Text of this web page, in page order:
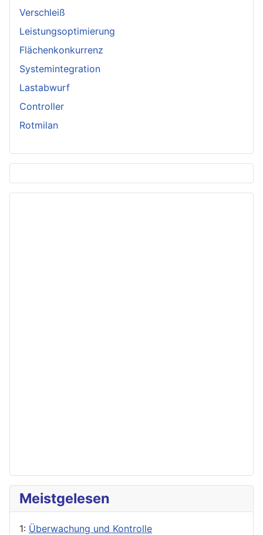
Verschleiß
Leistungsoptimierung
Flächenkonkurrenz
Systemintegration
Lastabwurf
Controller
Rotmilan
Meistgelesen
1: Überwachung und Kontrolle